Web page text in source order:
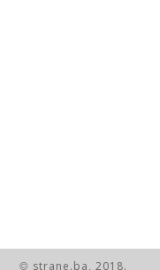
© strane.ba, 2018.